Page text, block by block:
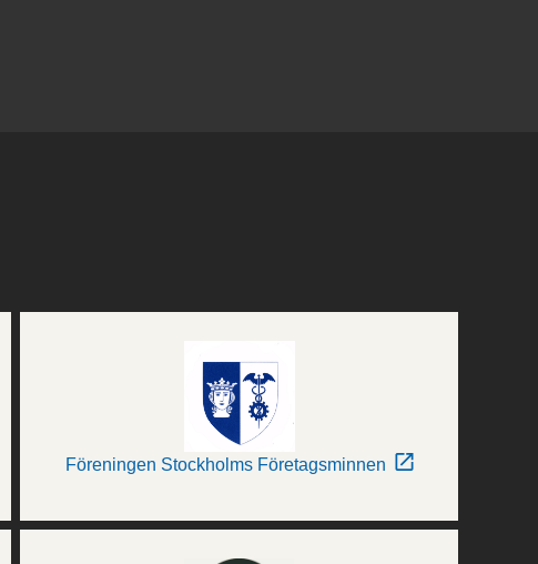
Föreningen Stockholms Företagsminnen